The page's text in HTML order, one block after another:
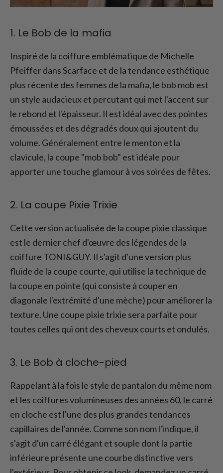
1. Le Bob de la mafia
Inspiré de la coiffure emblématique de Michelle
Pfeiffer dans Scarface et de la tendance esthétique
plus récente des femmes de la mafia, le bob mob est
un style audacieux et percutant qui met l'accent sur
le rebond et l'épaisseur. Il est idéal avec des pointes
émoussées et des dégradés doux qui ajoutent du
volume. Généralement entre le menton et la
clavicule, la coupe "mob bob" est idéale pour
apporter une touche glamour à vos soirées de fêtes.
2. La coupe Pixie Trixie
Cette version actualisée de la coupe pixie classique
est le dernier chef d'œuvre des légendes de la
coiffure TONI&GUY. Il s'agit d'une version plus
fluide de la coupe courte, qui utilise la technique de
la coupe en pointe (qui consiste à couper en
diagonale l'extrémité d'une mèche) pour améliorer la
texture. Une coupe pixie trixie sera parfaite pour
toutes celles qui ont des cheveux courts et ondulés.
3. Le Bob à cloche-pied
Rappelant à la fois le style de pantalon du même nom
et les coiffures volumineuses des années 60, le carré
en cloche est l'une des plus grandes tendances
capillaires de l'année. Comme son nom l'indique, il
s'agit d'un carré élégant et souple dont la partie
inférieure présente une courbe distinctive vers